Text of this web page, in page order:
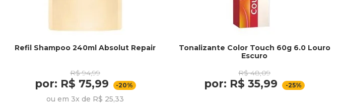
Refil Shampoo 240ml Absolut Repair
R$ 94,99
por: R$ 75,99 -20%
ou em 3x de R$ 25,33
Tonalizante Color Touch 60g 6.0 Louro
Escuro
R$ 48,09
por: R$ 35,99 -25%